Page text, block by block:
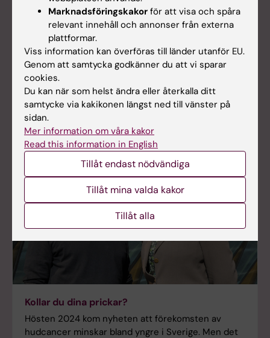
drabbades av
hudcancer mitt i
livet. Hans öde
motiverar henne att
försöka få fler att
sola klokare.
Visby. Forskaren
Johan Hansson
han vill se en
attitydförändring
Kollar du dina prickar?
Hösten 2024 kom nyheten att förekomsten av
hudcancer minskar bland yngre i Sverige. Men det
Marknadsföringskakor för att visa och spåra
relevant innehåll och annonser från externa
plattformar.
Viss information kan överföras till länder utanför EU.
Genom att samtycka godkänner du att vi sparar
cookies.
Du kan när som helst ändra eller återkalla ditt
samtycke via kakikonen längst ned till vänster på
sidan.
Mer information om våra kakor
Read this information in English
Tillåt endast nödvändiga
Tillåt mina valda kakor
Tillåt alla